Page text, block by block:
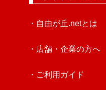
・自由が丘.netとは
・店舗・企業の方へ
・ご利用ガイド